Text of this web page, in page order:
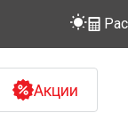
Акции